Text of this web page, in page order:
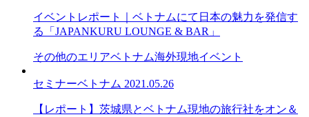
イベントレポート｜ベトナムにて日本の魅力を発信す
る「JAPANKURU LOUNGE & BAR」
その他のエリアベトナム海外現地イベント
セミナーベトナム 2021.05.26
【レポート】茨城県とベトナム現地の旅行社をオン＆